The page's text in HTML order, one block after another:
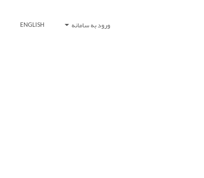
ورود به سامانه ENGLISH